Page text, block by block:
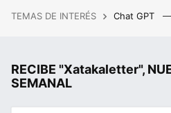
TEMAS DE INTERÉS Chat GPT
RECIBE "Xatakaletter",
SEMANAL